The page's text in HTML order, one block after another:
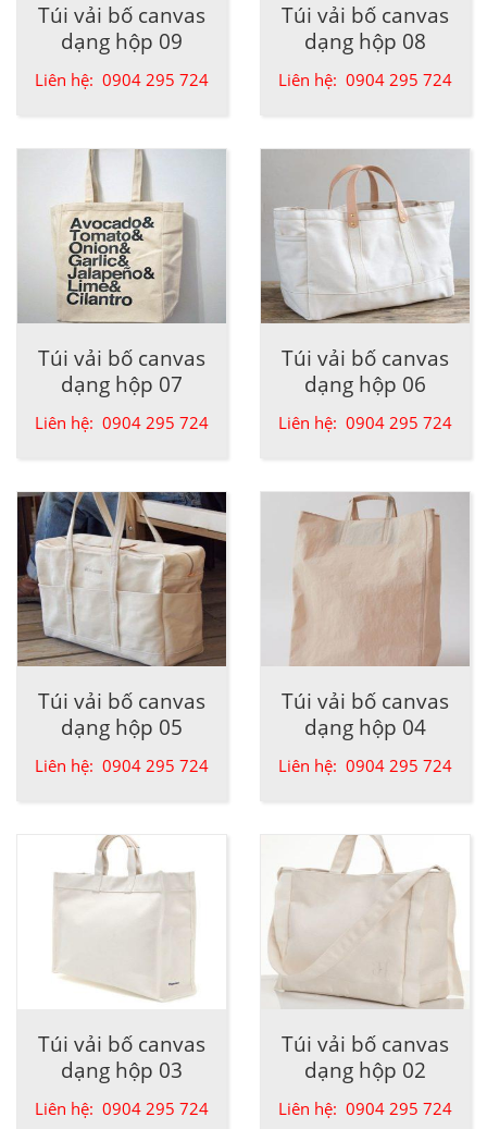
Túi vải bố canvas
dạng hộp 09
Liên hệ: 0904 295 724
Túi vải bố canvas
dạng hộp 08
Liên hệ: 0904 295 724
Túi vải bố canvas
dạng hộp 07
Liên hệ: 0904 295 724
Túi vải bố canvas
dạng hộp 06
Liên hệ: 0904 295 724
Túi vải bố canvas
dạng hộp 05
Liên hệ: 0904 295 724
Túi vải bố canvas
dạng hộp 04
Liên hệ: 0904 295 724
Túi vải bố canvas
dạng hộp 03
Liên hệ: 0904 295 724
Túi vải bố canvas
dạng hộp 02
Liên hệ: 0904 295 724